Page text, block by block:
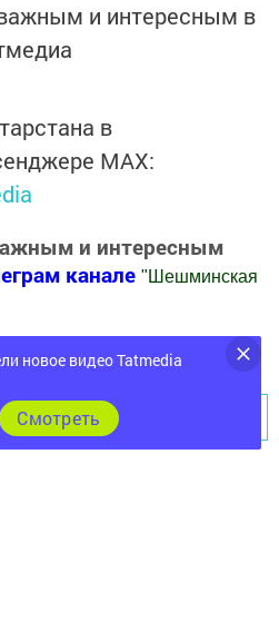
и интересным в
в
MАХ:
и интересным
канале " Шешминская
в Яндекс.Новости
новости
новое видео Tatmedia
Cмотреть